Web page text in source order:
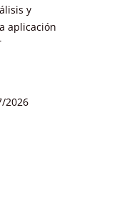
y
aplicación